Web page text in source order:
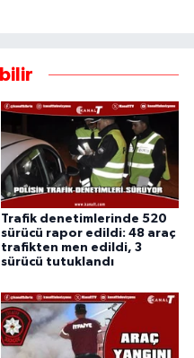
Trafik denetimlerinde 520
sürücü rapor edildi: 48 araç
trafikten men edildi, 3
sürücü tutuklandı